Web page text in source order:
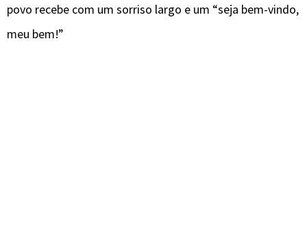
povo recebe com um sorriso largo e um “seja bem-vindo,
meu bem!”